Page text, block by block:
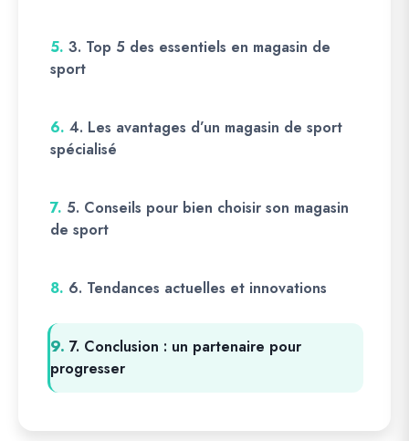
5. 3. Top 5 des essentiels en magasin de
sport
6. 4. Les avantages d’un magasin de sport
spécialisé
7. 5. Conseils pour bien choisir son magasin
de sport
8. 6. Tendances actuelles et innovations
9. 7. Conclusion : un partenaire pour
progresser